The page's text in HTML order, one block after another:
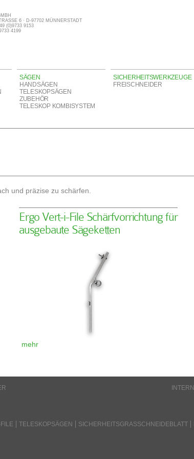
6 · D-97702 MÜNNERSTADT
(0)9733 9153
4199
SÄGEN
HANDSÄGEN
TELESKOPSÄGEN
ZUBEHÖR
TELESKOP KOMBISYSTEM
SICHERHEITSWERKZEUGE
FREISCHNEIDER
und präzise zu schärfen.
Ergo Vert-i-File Schärfvorrichtung für
ausgebaute Sägeketten
mehr
INTERN
TELESKOPSÄGEN SICHERHEITSGRASSCHNEIDEBLATT